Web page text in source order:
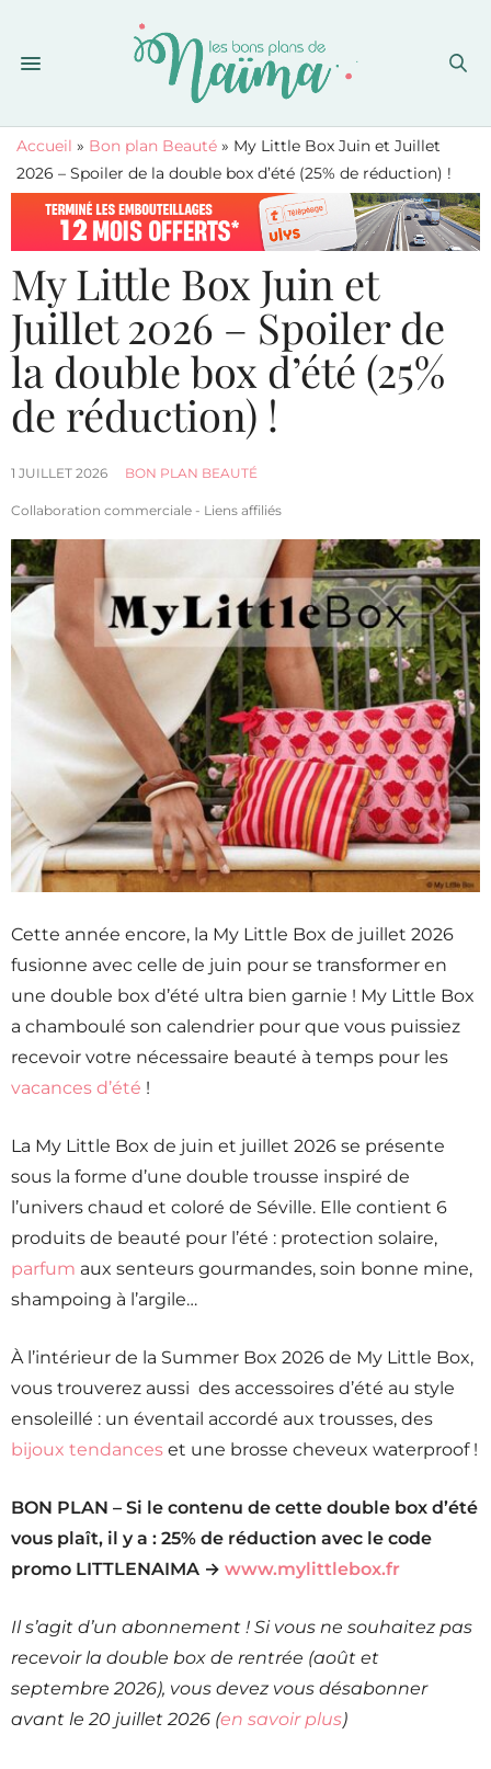
Accueil » Bon plan Beauté » My Little Box Juin et Juillet
2026 – Spoiler de la double box d’été (25% de réduction) !
My Little Box Juin et
Juillet 2026 – Spoiler de
la double box d’été (25%
de réduction) !
1 JUILLET 2026 BON PLAN BEAUTÉ
Collaboration commerciale - Liens affiliés
Cette année encore, la My Little Box de juillet 2026
fusionne avec celle de juin pour se transformer en
une double box d’été ultra bien garnie ! My Little Box
a chamboulé son calendrier pour que vous puissiez
recevoir votre nécessaire beauté à temps pour les
vacances d’été !
La My Little Box de juin et juillet 2026 se présente
sous la forme d’une double trousse inspiré de
l’univers chaud et coloré de Séville. Elle contient 6
produits de beauté pour l’été : protection solaire,
parfum aux senteurs gourmandes, soin bonne mine,
shampoing à l’argile…
À l’intérieur de la Summer Box 2026 de My Little Box,
vous trouverez aussi des accessoires d’été au style
ensoleillé : un éventail accordé aux trousses, des
bijoux tendances et une brosse cheveux waterproof !
BON PLAN – Si le contenu de cette double box d’été
vous plaît, il y a : 25% de réduction avec le code
promo LITTLENAIMA → www.mylittlebox.fr
Il s’agit d’un abonnement ! Si vous ne souhaitez pas
recevoir la double box de rentrée (août et
septembre 2026), vous devez vous désabonner
avant le 20 juillet 2026 (en savoir plus)